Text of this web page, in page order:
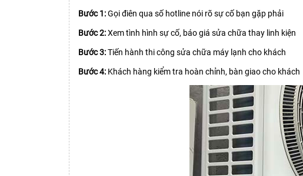
Bước 1:Gọi điên qua số hotline nói rõ sự cố bạn gặp phải
Bước 2:Xem tình hình sự cố, báo giá sửa chữa thay linh kiện
Bước 3:Tiến hành thi công sửa chữa máy lạnh cho khách
Bước 4: Khách hàng kiểm tra hoàn chỉnh, bàn giao cho khách